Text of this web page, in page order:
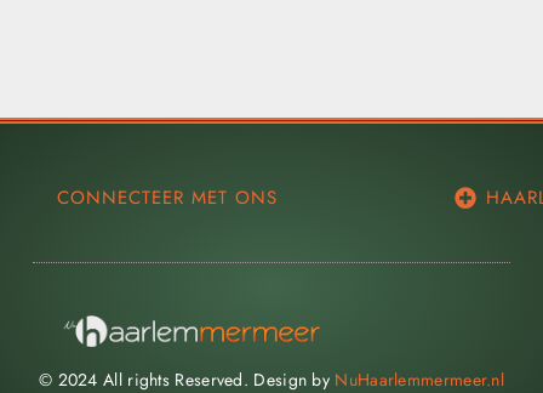
CONNECTEER MET ONS
© 2024 All rights Reserved. Design by NuHaarlemmermeer.nl